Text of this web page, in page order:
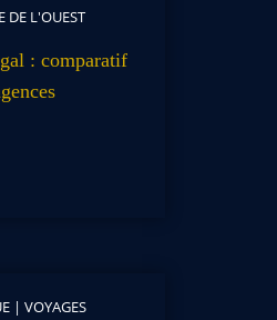
DE L'OUEST
: comparatif
| VOYAGES